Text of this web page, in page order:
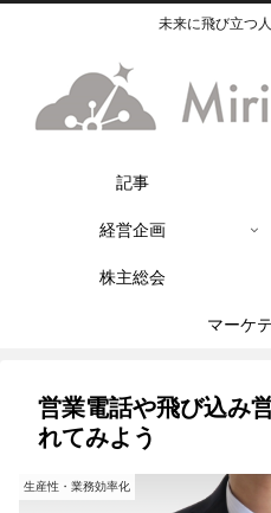
未来に飛び立つ
記事
経営企画
株主総会
マーケ
営業電話や飛び込み
れてみよう
生産性・業務効率化